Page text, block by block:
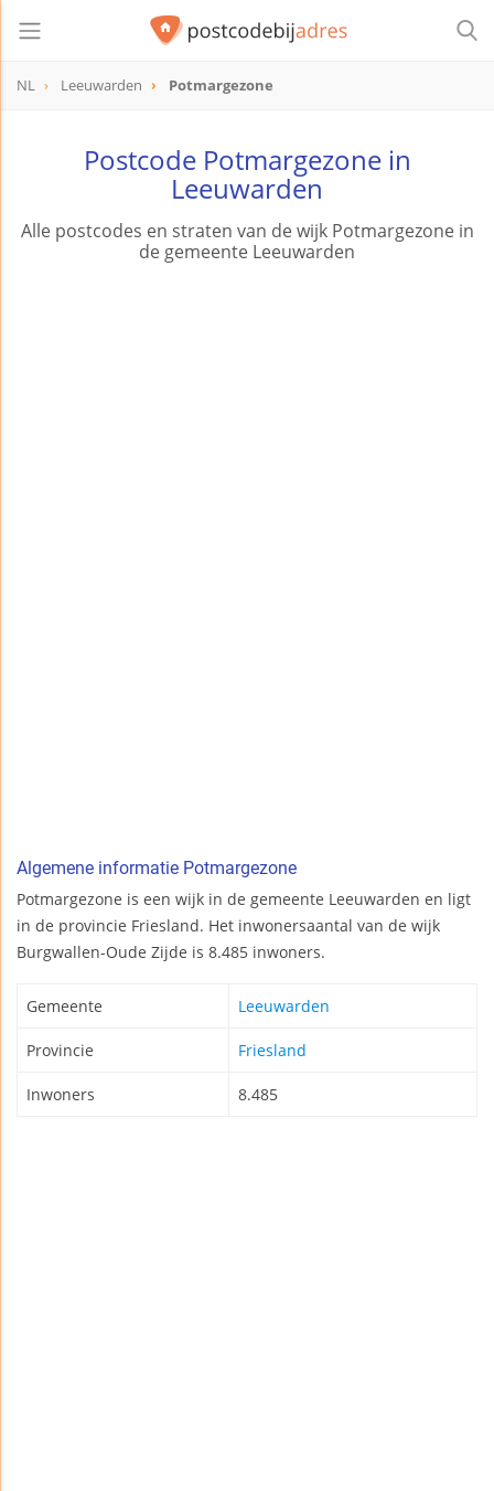
NL Leeuwarden Potmargezone
Postcode Potmargezone in
Leeuwarden
Alle postcodes en straten van de wijk Potmargezone in
de gemeente Leeuwarden
Algemene informatie Potmargezone
Potmargezone is een wijk in de gemeente Leeuwarden en ligt
in de provincie Friesland. Het inwonersaantal van de wijk
Burgwallen-Oude Zijde is 8.485 inwoners.
Gemeente Leeuwarden
Provincie Friesland
Inwoners 8.485